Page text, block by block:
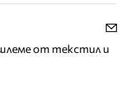
от текстил и